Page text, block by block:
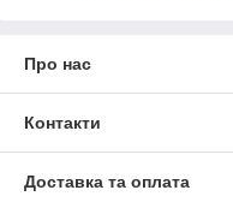
Про нас
Контакти
Доставка та оплата